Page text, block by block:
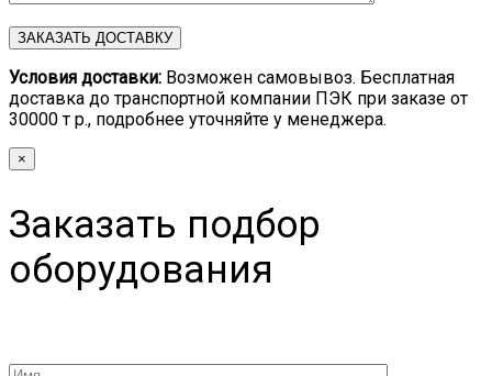
Условия доставки: Возможен самовывоз. Бесплатная
доставка до транспортной компании ПЭК при заказе от
30000 т р., подробнее уточняйте у менеджера.
×
Заказать подбор
оборудования